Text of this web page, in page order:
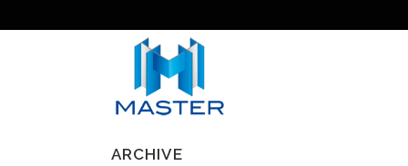
ARCHIVE